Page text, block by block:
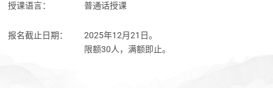
授课语言： 普通话授课
报名截止日期：
2025年12月21日。
限额30人，满额即止。